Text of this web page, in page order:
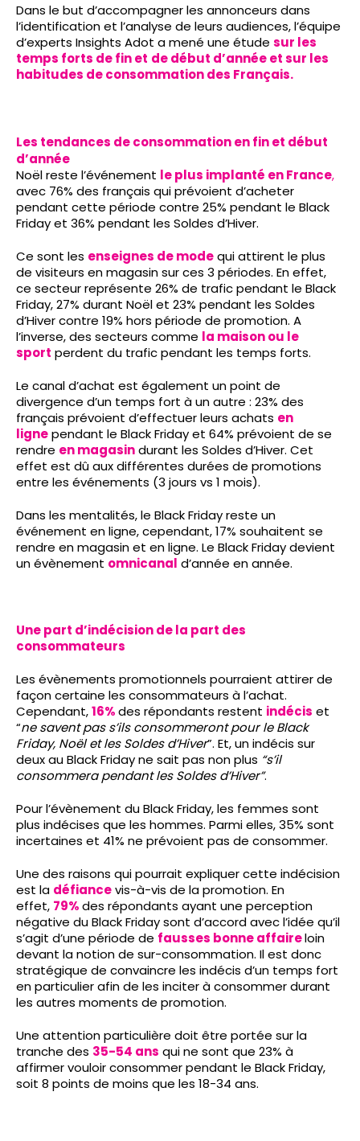
Dans le but d’accompagner les annonceurs dans
l’identification et l’analyse de leurs audiences, l’équipe
d’experts Insights Adot a mené une étude sur les
temps forts de fin et de début d’année et sur les
habitudes de consommation des Français.
Les tendances de consommation en fin et début
d’année
Noël reste l’événement le plus implanté en France,
avec 76% des français qui prévoient d’acheter
pendant cette période contre 25% pendant le Black
Friday et 36% pendant les Soldes d’Hiver.
Ce sont les enseignes de modequi attirent le plus
de visiteurs en magasin sur ces 3 périodes. En effet,
ce secteur représente 26% de trafic pendant le Black
Friday, 27% durant Noël et 23% pendant les Soldes
d’Hiver contre 19% hors période de promotion. A
l’inverse, des secteurs comme la maison ou le
sport perdent du trafic pendant les temps forts.
Le canal d’achat est également un point de
divergence d’un temps fort à un autre : 23% des
français prévoient d’effectuer leurs achats en
lignependant le Black Friday et 64% prévoient de se
rendre en magasindurant les Soldes d’Hiver. Cet
effet est dû aux différentes durées de promotions
entre les événements (3 jours vs 1 mois).
Dans les mentalités, le Black Friday reste un
événement en ligne, cependant, 17% souhaitent se
rendre en magasin et en ligne. Le Black Friday devient
un évènement omnicanal d’année en année.
Une part d’indécision de la part des
consommateurs
Les évènements promotionnels pourraient attirer de
façon certaine les consommateurs à l’achat.
Cependant,16%des répondants restent indécis et
“ne savent pas s’ils consommeront pour le Black
Friday, Noël et les Soldes d’Hiver”. Et, un indécis sur
deux au Black Friday ne sait pas non plus “s’il
consommera pendant les Soldes d’Hiver”.
Pour l’évènement du Black Friday, les femmes sont
plus indécises que les hommes. Parmi elles, 35% sont
incertaines et 41% ne prévoient pas de consommer.
Une des raisons qui pourrait expliquer cette indécision
est la défiancevis-à-vis de la promotion. En
effet, 79%des répondants ayant une perception
négative du Black Friday sont d’accord avec l’idée qu’il
s’agit d’une période de fausses bonne affaireloin
devant la notion de sur-consommation. Il est donc
stratégique de convaincre les indécis d’un temps fort
en particulier afin de les inciter à consommer durant
les autres moments de promotion.
Une attention particulière doit être portée sur la
tranche des 35-54 ans qui ne sont que 23% à
affirmer vouloir consommer pendant le Black Friday,
soit 8 points de moins que les 18-34 ans.